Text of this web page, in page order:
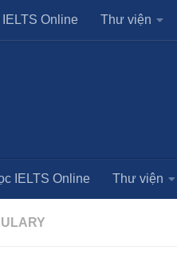
IELTS Online Thư viện
IELTS Online Thư viện